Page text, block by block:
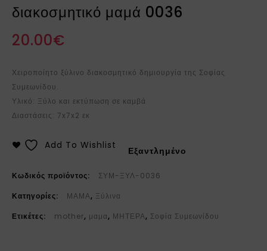
διακοσμητικό μαμά 0036
20.00€
Χειροποίητο ξύλινο διακοσμητικό δημιουργία της Σοφίας
Συμεωνίδου.
Υλικό: Ξύλο και εκτύπωση σε καμβά
Διαστάσεις: 7x7x2 εκ
Εξαντλημένο
Add To Wishlist
Κωδικός προϊόντος:
ΣΥΜ-ΞΥΛ-0036
Κατηγορίες:
ΜΑΜΑ, Ξύλινα
Ετικέτες:
mother, μαμα, ΜΗΤΕΡΑ, Σοφία Συμεωνίδου